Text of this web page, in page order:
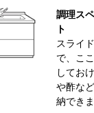
調理ス
ト
スライ
で、こ
してお
や酢な
納できま